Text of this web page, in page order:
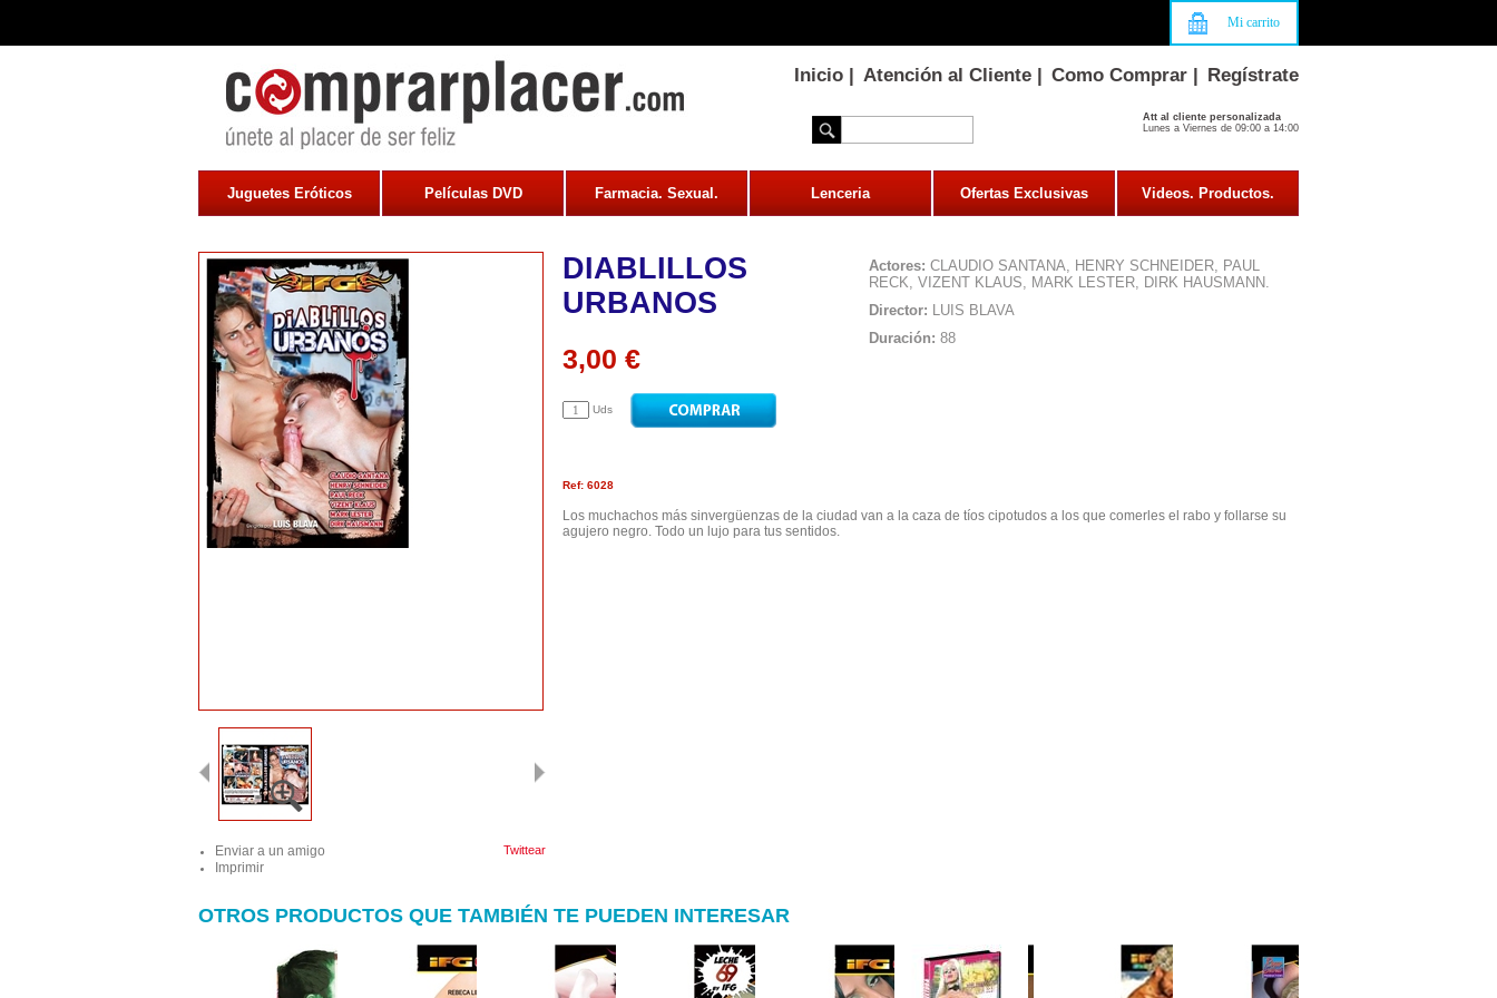
Mi carrito
Inicio | Atención al Cliente | Como Comprar | Regístrate
Att al cliente personalizada
Lunes a Viernes de 09:00 a 14:00
Juguetes Eróticos Películas DVD Farmacia. Sexual. Lenceria Ofertas Exclusivas Videos. Productos.
Enviar a un amigo
Imprimir
Twittear
DIABLILLOS
URBANOS
3,00 €
Uds
Actores: CLAUDIO SANTANA, HENRY SCHNEIDER, PAUL
RECK, VIZENT KLAUS, MARK LESTER, DIRK HAUSMANN.
Director: LUIS BLAVA
Duración: 88
Ref: 6028
Los muchachos más sinvergüenzas de la ciudad van a la caza de tíos cipotudos a los que comerles el rabo y follarse su
agujero negro. Todo un lujo para tus sentidos.
OTROS PRODUCTOS QUE TAMBIÉN TE PUEDEN INTERESAR